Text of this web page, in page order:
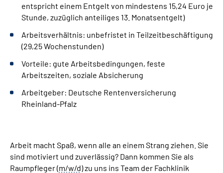
entspricht einem Entgelt von mindestens 15,24 Euro je
Stunde, zuzüglich anteiliges 13. Monatsentgelt)
Arbeitsverhältnis: unbefristet in Teilzeitbeschäftigung
(29,25 Wochenstunden)
Vorteile: gute Arbeitsbedingungen, feste
Arbeitszeiten, soziale Absicherung
Arbeitgeber: Deutsche Rentenversicherung
Rheinland-Pfalz
Arbeit macht Spaß, wenn alle an einem Strang ziehen. Sie
sind motiviert und zuverlässig? Dann kommen Sie als
Raumpfleger (m/w/d) zu uns ins Team der Fachklinik